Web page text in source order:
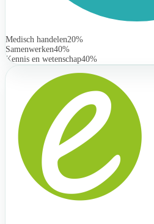
Medisch handelen20%
Samenwerken40%
Kennis en wetenschap40%